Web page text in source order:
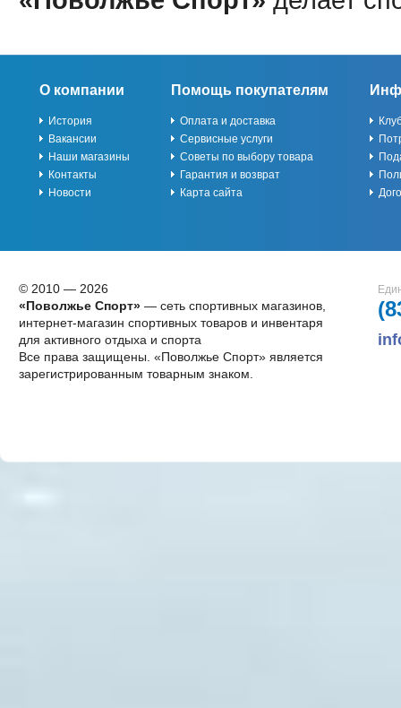
О компании
История
Вакансии
Наши магазины
Контакты
Новости
Помощь покупателям
Оплата и доставка
Сервисные услуги
Советы по выбору товара
Гарантия и возврат
Карта сайта
© 2010 — 2026
«Поволжье Спорт»— сеть спортивных магазинов,
интернет-магазин спортивных товаров и инвентаря
для активного отдыха и спорта
Все права защищены. «Поволжье Спорт» является
зарегистрированным товарным знаком.